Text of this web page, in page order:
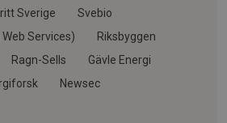
Sverige
Svebio
Services)
Riksbyggen
Ragn-Sells
Gävle Energi
Newsec